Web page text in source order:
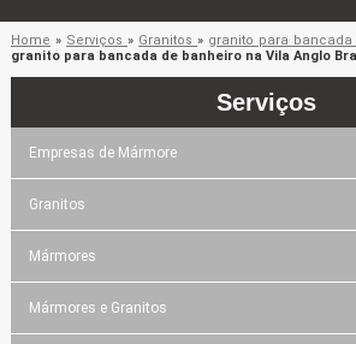
Home » Serviços» Granitos» granito para
granito para bancada de banheiro na Vila Anglo
Serviços
Empresas de Mármore
Granitos
Mármores
Mármores e Granitos